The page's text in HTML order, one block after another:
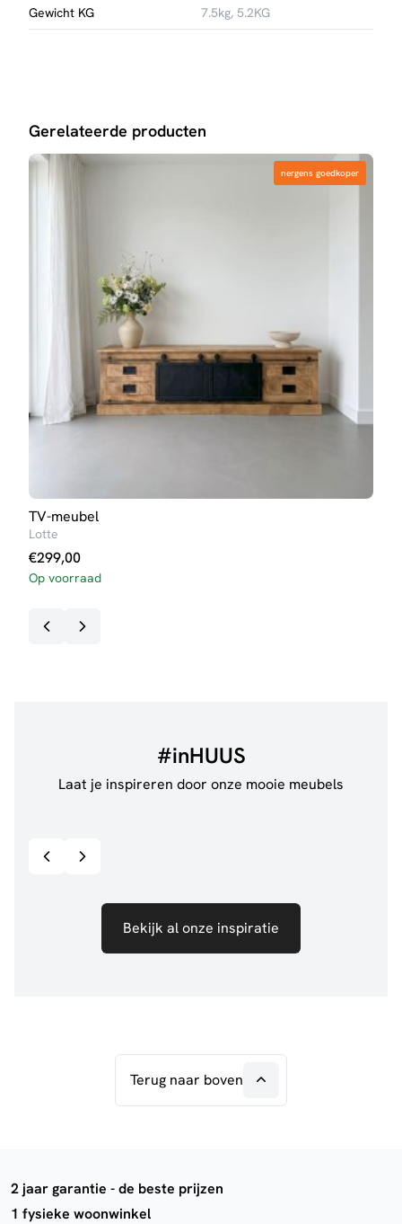
Gewicht KG 7.5kg, 5.2KG
Gerelateerde producten
nergens goedkoper
nergens goedkoper
TV-meubel
Lotte
€299,00
Op voorraad
#inHUUS
Laat je inspireren door onze mooie meubels
Bekijk al onze inspiratie
Terug naar boven
2 jaar garantie - de beste prijzen
1 fysieke woonwinkel